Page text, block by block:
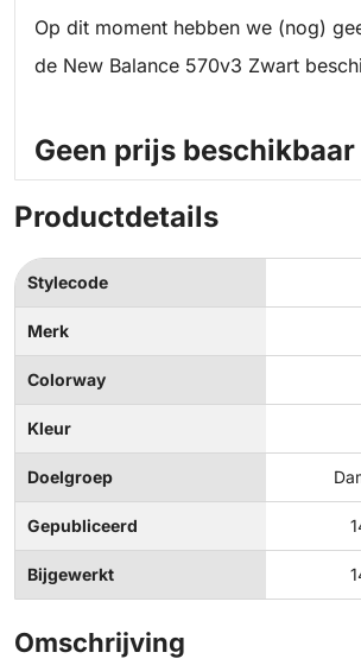
Op dit moment hebben we (nog)
de New Balance 570v3 Zwart
Geen prijs beschikbaar
Productdetails
Stylecode
Merk
Colorway
Kleur
Doelgroep
Gepubliceerd
Bijgewerkt
Omschrijving